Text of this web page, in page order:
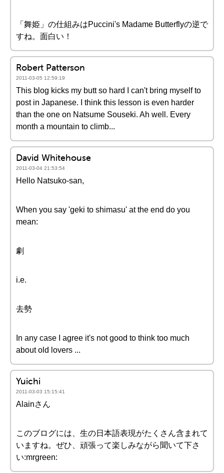
「舞姫」の仕組みはPuccini's Madame Butterflyの逆で
すね。面白い！
Robert Patterson
2011-03-05 12:59:19
This blog kicks my butt so hard I can't bring myself to
post in Japanese. I think this lesson is even harder
than the one on Natsume Souseki. Ah well. Every
month a mountain to climb...
David Whitehouse
2011-03-04 21:53:54
Hello Natsuko-san,
When you say 'geki to shimasu' at the end do you
mean:
劇
i.e.
去勢
In any case I agree it's not good to think too much
about old lovers ...
Yuichi
2011-03-03 15:15:41
Alainさん
このブログには、生の日本語表現がたくさん含まれて
いますね。ぜひ、頑張って楽しみながら聞いて下さ
い:mrgreen: